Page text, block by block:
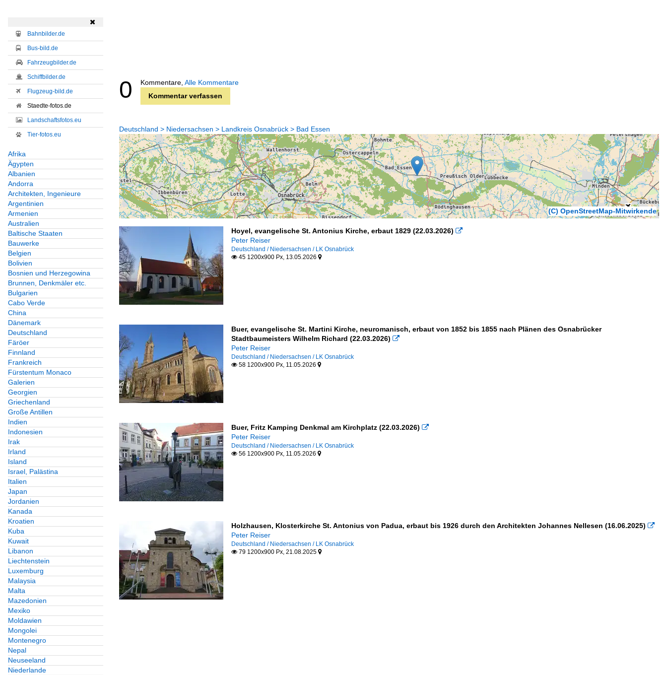

Bahnbilder.de
Bus-bild.de
Fahrzeugbilder.de
Schiffbilder.de
Flugzeug-bild.de
Staedte-fotos.de
Landschaftsfotos.eu
Tier-fotos.eu
Afrika
Ägypten
Albanien
Andorra
Architekten, Ingenieure
Argentinien
Armenien
Australien
Baltische Staaten
Bauwerke
Belgien
Bolivien
Bosnien und Herzegowina
Brunnen, Denkmäler etc.
Bulgarien
Cabo Verde
China
Dänemark
Deutschland
Färöer
Finnland
Frankreich
Fürstentum Monaco
Galerien
Georgien
Griechenland
Große Antillen
Indien
Indonesien
Irak
Irland
Island
Israel, Palästina
Italien
Japan
Jordanien
Kanada
Kroatien
Kuba
Kuwait
Libanon
Liechtenstein
Luxemburg
Malaysia
Malta
Mazedonien
Mexiko
Moldawien
Mongolei
Montenegro
Nepal
Neuseeland
Niederlande
0 Kommentare, Alle Kommentare
Kommentar verfassen
Deutschland > Niedersachsen > Landkreis Osnabrück > Bad Essen
(C) OpenStreetMap-Mitwirkende
Hoyel, evangelische St. Antonius Kirche, erbaut 1829 (22.03.2026) 
Peter Reiser
Deutschland / Niedersachsen / LK Osnabrück
45 1200x900 Px, 13.05.2026 
Buer, evangelische St. Martini Kirche, neuromanisch, erbaut von 1852 bis 1855 nach Plänen des Osnabrücker
Stadtbaumeisters Wilhelm Richard (22.03.2026) 
Peter Reiser
Deutschland / Niedersachsen / LK Osnabrück
58 1200x900 Px, 11.05.2026 
Buer, Fritz Kamping Denkmal am Kirchplatz (22.03.2026) 
Peter Reiser
Deutschland / Niedersachsen / LK Osnabrück
56 1200x900 Px, 11.05.2026 
Holzhausen, Klosterkirche St. Antonius von Padua, erbaut bis 1926 durch den Architekten Johannes Nellesen (16.06.2025) 
Peter Reiser
Deutschland / Niedersachsen / LK Osnabrück
79 1200x900 Px, 21.08.2025 